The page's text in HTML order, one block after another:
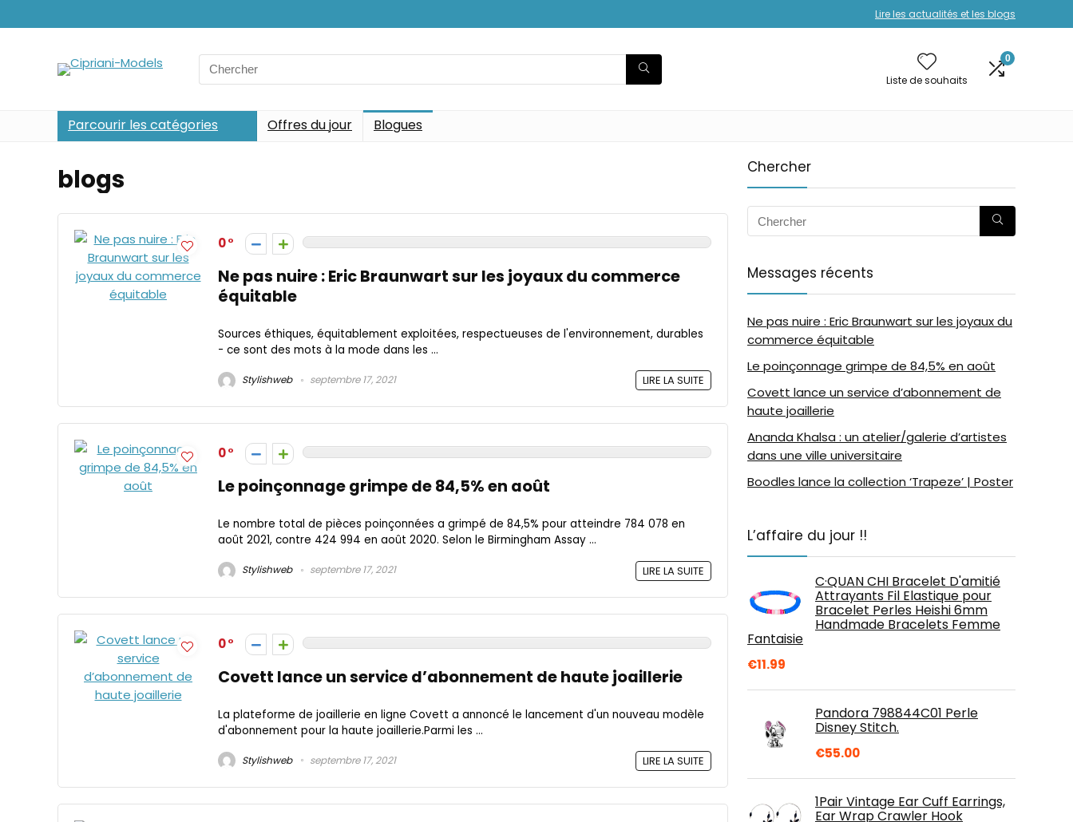
Lire les actualités et les blogs
Search
for:
Liste de souhaits
0
Parcourir les catégories Offres du jour Blogues
blogs
0
Ne pas nuire : Eric Braunwart sur les joyaux du commerce
équitable
Sources éthiques, équitablement exploitées, respectueuses de l'environnement, durables
- ce sont des mots à la mode dans les ...
Stylishweb septembre 17, 2021 LIRE LA SUITE
0
Le poinçonnage grimpe de 84,5% en août
Le nombre total de pièces poinçonnées a grimpé de 84,5% pour atteindre 784 078 en
août 2021, contre 424 994 en août 2020. Selon le Birmingham Assay ...
Stylishweb septembre 17, 2021 LIRE LA SUITE
0
Covett lance un service d’abonnement de haute joaillerie
La plateforme de joaillerie en ligne Covett a annoncé le lancement d'un nouveau modèle
d'abonnement pour la haute joaillerie.Parmi les ...
Stylishweb septembre 17, 2021 LIRE LA SUITE
Chercher
Messages récents
Ne pas nuire : Eric Braunwart sur les joyaux du
commerce équitable
Le poinçonnage grimpe de 84,5% en août
Covett lance un service d’abonnement de
haute joaillerie
Ananda Khalsa : un atelier/galerie d’artistes
dans une ville universitaire
Boodles lance la collection ‘Trapeze’ | Poster
L’affaire du jour !!
C·QUAN CHI Bracelet D'amitié
Attrayants Fil Elastique pour
Bracelet Perles Heishi 6mm
Handmade Bracelets Femme
Fantaisie
€11.99
Pandora 798844C01 Perle
Disney Stitch.
€55.00
1Pair Vintage Ear Cuff Earrings,
Ear Wrap Crawler Hook